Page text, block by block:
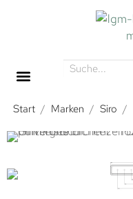
Start / Marken / Siro /